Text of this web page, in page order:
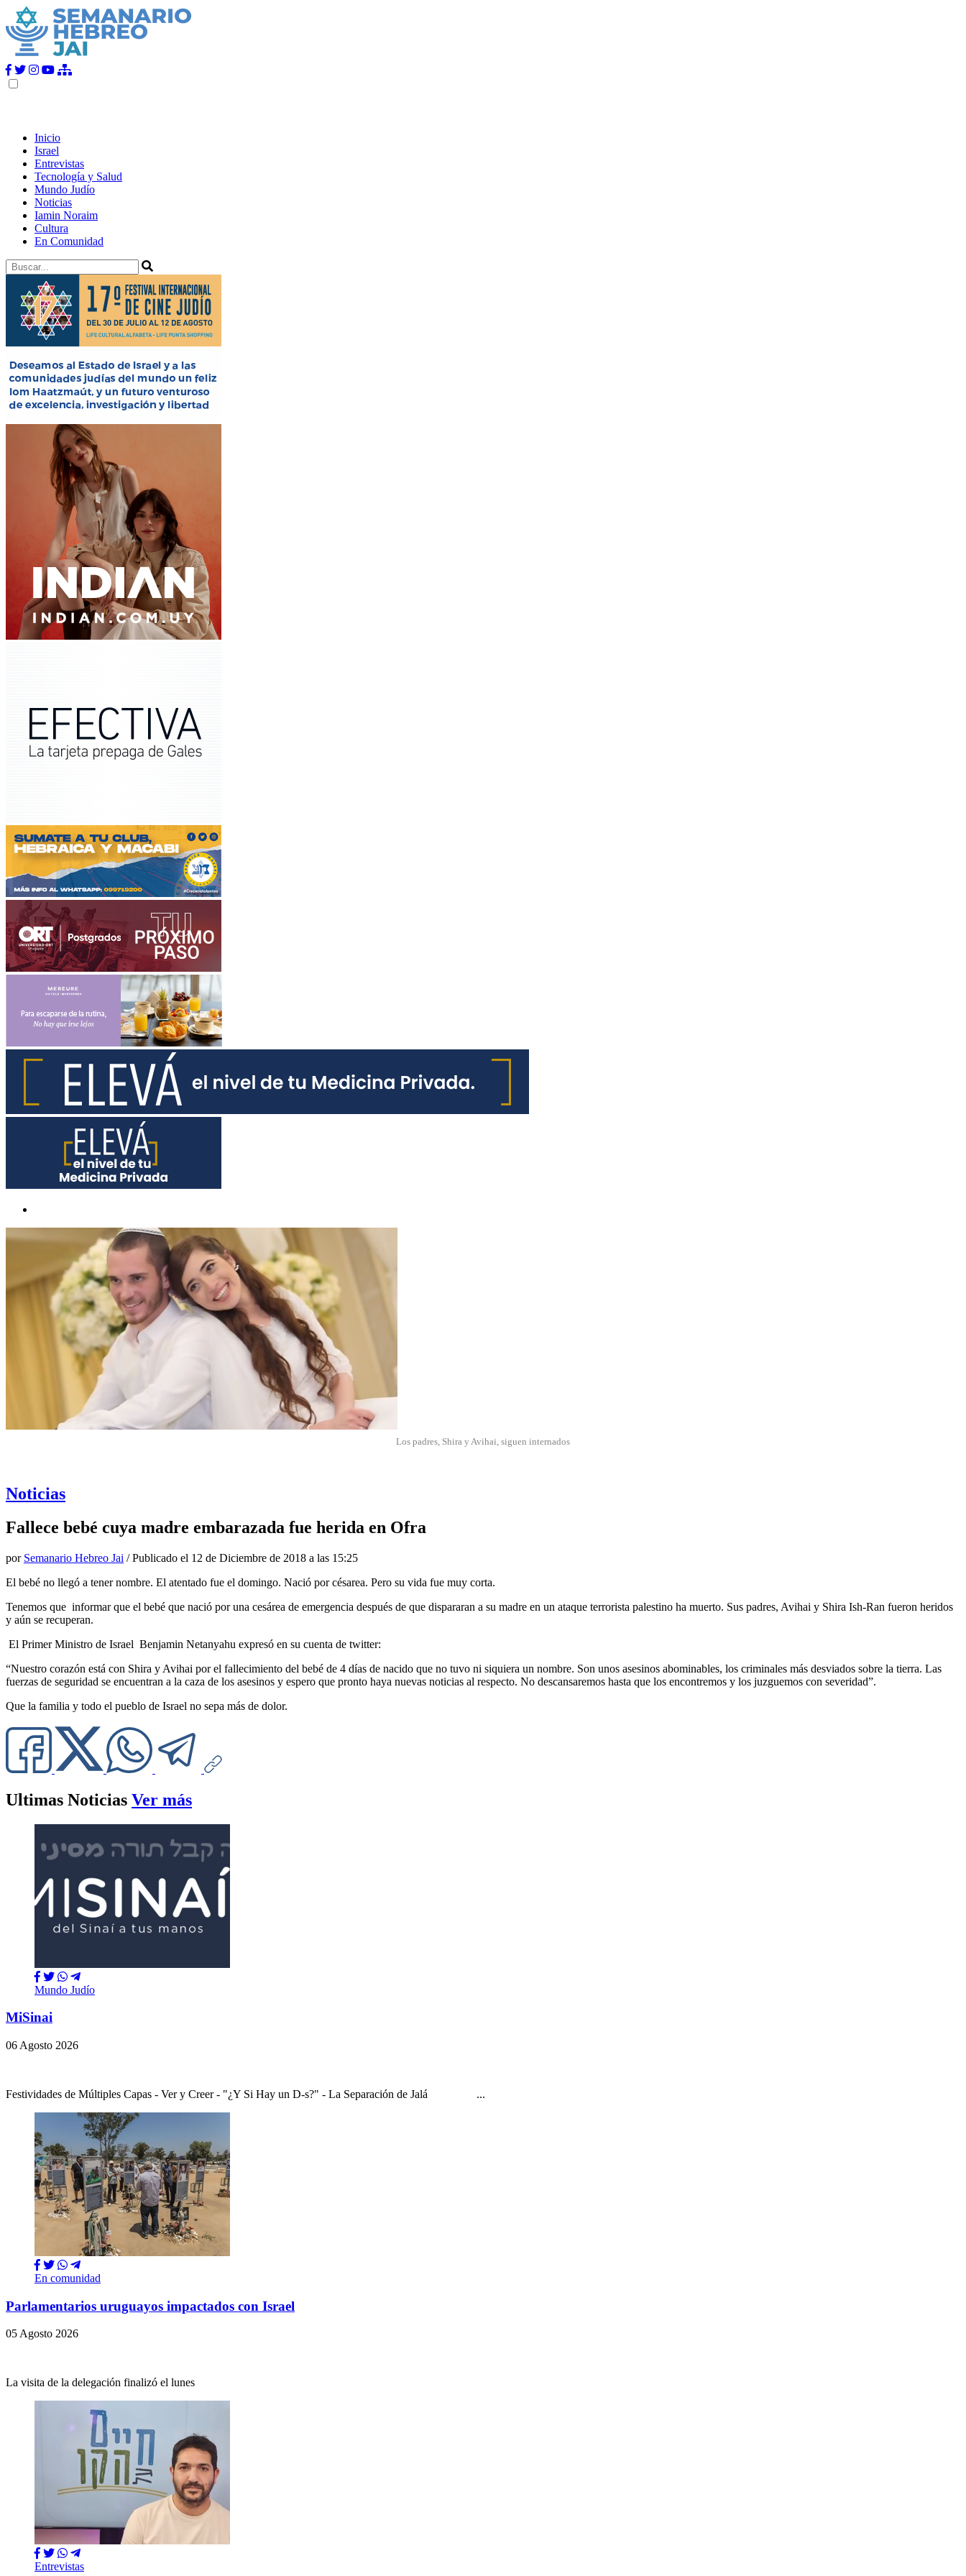
Inicio
Israel
Entrevistas
Tecnología y Salud
Mundo Judío
Noticias
Iamin Noraim
Cultura
En Comunidad
Los padres, Shira y Avihai, siguen internados
Noticias
Fallece bebé cuya madre embarazada fue herida en Ofra
por Semanario Hebreo Jai / Publicado el 12 de Diciembre de 2018 a las 15:25
El bebé no llegó a tener nombre. El atentado fue el domingo. Nació por césarea. Pero su vida fue muy corta.
Tenemos que informar que el bebé que nació por una cesárea de emergencia después de que dispararan a su madre en un ataque terrorista palestino ha muerto. Sus padres, Avihai y Shira Ish-Ran fueron heridos
y aún se recuperan.
El Primer Ministro de Israel Benjamin Netanyahu expresó en su cuenta de twitter:
“Nuestro corazón está con Shira y Avihai por el fallecimiento del bebé de 4 días de nacido que no tuvo ni siquiera un nombre. Son unos asesinos abominables, los criminales más desviados sobre la tierra. Las
fuerzas de seguridad se encuentran a la caza de los asesinos y espero que pronto haya nuevas noticias al respecto. No descansaremos hasta que los encontremos y los juzguemos con severidad”.
Que la familia y todo el pueblo de Israel no sepa más de dolor.
Ultimas Noticias Ver más
Mundo Judío
MiSinai
06 Agosto 2026
Festividades de Múltiples Capas - Ver y Creer - "¿Y Si Hay un D-s?" - La Separación de Jalá ...
En comunidad
Parlamentarios uruguayos impactados con Israel
05 Agosto 2026
La visita de la delegación finalizó el lunes
Entrevistas